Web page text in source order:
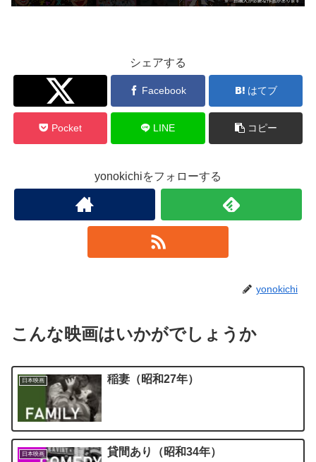
シェアする
Twitter Facebook はてブ
Pocket LINE コピー
yonokichiをフォローする
yonokichi
こんな映画はいかがでしょうか
日本映画 稲妻（昭和27年）
日本映画 貸間あり（昭和34年）